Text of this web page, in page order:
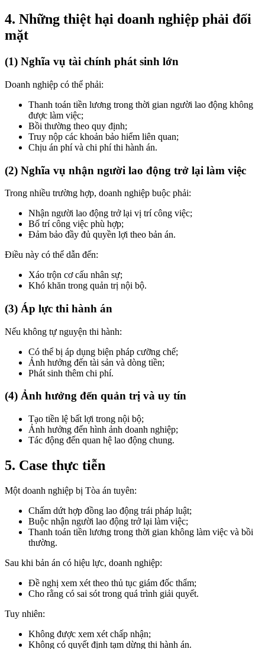
4. Những thiệt hại doanh nghiệp phải đối
mặt
(1) Nghĩa vụ tài chính phát sinh lớn
Doanh nghiệp có thể phải:
Thanh toán tiền lương trong thời gian người lao động không
được làm việc;
Bồi thường theo quy định;
Truy nộp các khoản bảo hiểm liên quan;
Chịu án phí và chi phí thi hành án.
(2) Nghĩa vụ nhận người lao động trở lại làm việc
Trong nhiều trường hợp, doanh nghiệp buộc phải:
Nhận người lao động trở lại vị trí công việc;
Bố trí công việc phù hợp;
Đảm bảo đầy đủ quyền lợi theo bản án.
Điều này có thể dẫn đến:
Xáo trộn cơ cấu nhân sự;
Khó khăn trong quản trị nội bộ.
(3) Áp lực thi hành án
Nếu không tự nguyện thi hành:
Có thể bị áp dụng biện pháp cưỡng chế;
Ảnh hưởng đến tài sản và dòng tiền;
Phát sinh thêm chi phí.
(4) Ảnh hưởng đến quản trị và uy tín
Tạo tiền lệ bất lợi trong nội bộ;
Ảnh hưởng đến hình ảnh doanh nghiệp;
Tác động đến quan hệ lao động chung.
5. Case thực tiễn
Một doanh nghiệp bị Tòa án tuyên:
Chấm dứt hợp đồng lao động trái pháp luật;
Buộc nhận người lao động trở lại làm việc;
Thanh toán tiền lương trong thời gian không làm việc và bồi
thường.
Sau khi bản án có hiệu lực, doanh nghiệp:
Đề nghị xem xét theo thủ tục giám đốc thẩm;
Cho rằng có sai sót trong quá trình giải quyết.
Tuy nhiên:
Không được xem xét chấp nhận;
Không có quyết định tạm dừng thi hành án.